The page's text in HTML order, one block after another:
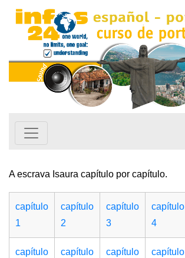
A escrava Isaura capítulo por capítulo.
capítulo
1
capítulo
2
capítulo
3
capítulo
4
capítulo
capítulo
capítulo
capítulo